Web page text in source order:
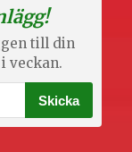
till din
veckan.